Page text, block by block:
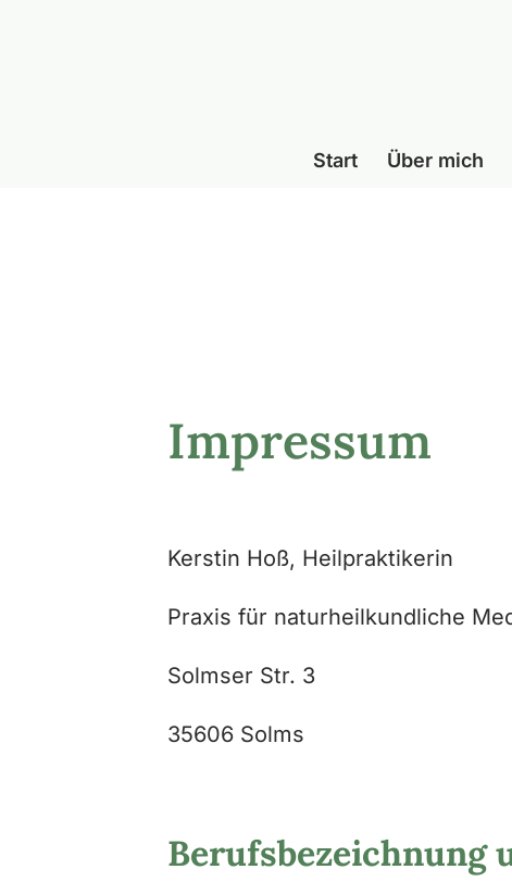
Start Über mich
Impressum
Kerstin Hoß, Heilpraktikerin
Praxis für naturheilkundliche
Solmser Str. 3
35606 Solms
Berufsbezeichnung